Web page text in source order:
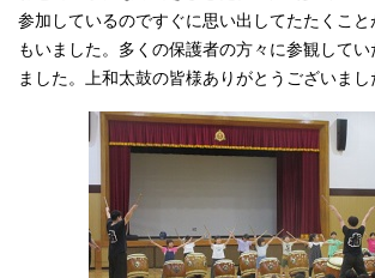
参加しているのですぐに思い出してたたくこ
もいました。多くの保護者の方々に参観してい
ました。上和太鼓の皆様ありがとうございまし